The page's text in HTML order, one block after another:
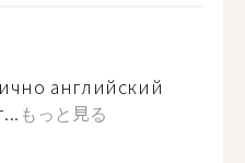
английский
もっと見る